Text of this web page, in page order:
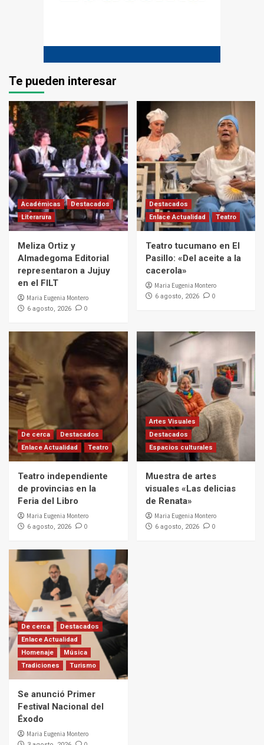
Te pueden interesar
Académicas
Destacados
Literarura
Meliza Ortiz y
Almadegoma Editorial
representaron a Jujuy
en el FILT
Maria Eugenia Montero
6 agosto, 2026 0
Destacados
Enlace Actualidad
Teatro
Teatro tucumano en El
Pasillo: «Del aceite a la
cacerola»
Maria Eugenia Montero
6 agosto, 2026 0
De cerca
Destacados
Enlace Actualidad
Teatro
Teatro independiente
de provincias en la
Feria del Libro
Maria Eugenia Montero
6 agosto, 2026 0
Artes Visuales
Destacados
Espacios culturales
Muestra de artes
visuales «Las delicias
de Renata»
Maria Eugenia Montero
6 agosto, 2026 0
De cerca
Destacados
Enlace Actualidad
Homenaje
Música
Tradiciones
Turismo
Se anunció Primer
Festival Nacional del
Éxodo
Maria Eugenia Montero